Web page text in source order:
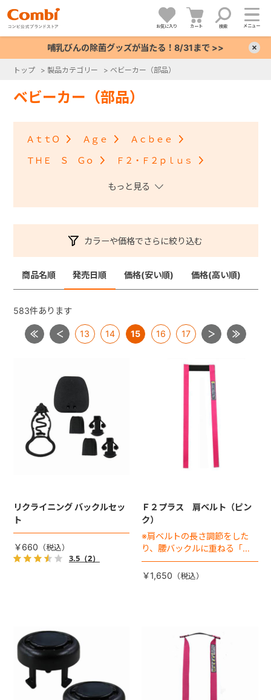
お気に入り カート 検索 メニュー
哺乳びんの除菌グッズが当たる！8/31まで >>
トップ > 製品カテゴリー > ベビーカー（部品）
ベビーカー（部品）
ＡｔｔＯ Ａｇｅ Ａｃｂｅｅ
ＴＨＥ Ｓ Ｇｏ Ｆ２・Ｆ２ｐｌｕｓ
アンブレッタ４キャス クロスゴー
スルーラー スゴカルminimo ツインスピン
メチャカルハンディ・メチャカルハンディα
メチャカーゴＩＧ メチャライト ラベリタ
ロングフィット４８
【共通部品】差し込みバックル・腰バックル・肩バック
ル
【共通部品】ショルダーストラップ
【共通部品】ダッコシート・エッグショックパッド
【共通部品】幌クリップ・リクライニングバックル・ヘ
ッドレストプレート
カラーや価格でさらに絞り込む
商品名順 発売日順 価格(安い順) 価格(高い順)
583件あります
13 14 15 16 17
リクライニング バックルセッ
ト
￥660
3.5（2）
Ｆ２プラス 肩ベルト（ピン
ク）
※肩ベルトの長さ調節をした
り、腰バックルに重ねる「肩
バックル」は別売りです
￥1,650